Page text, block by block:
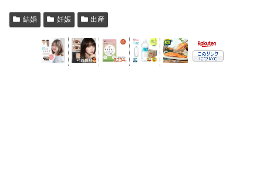
結婚 妊娠 出産